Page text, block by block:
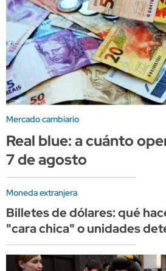
Mercado cambiario
Real blue: a cuánto
7 de agosto
Moneda extranjera
Billetes de dólares: qué
"cara chica" o unidades